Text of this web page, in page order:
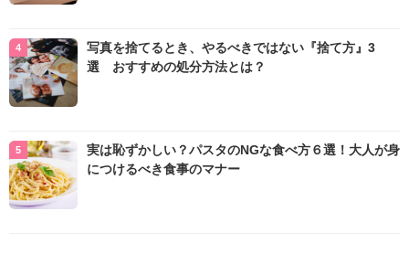
写真を捨てるとき、やるべきではない『捨て方』3
選 おすすめの処分方法とは？
実は恥ずかしい？パスタのNGな食べ方６選！大人が身
につけるべき食事のマナー